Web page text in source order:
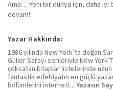
Ama… Yeni bir dünya için, daha iyi
devam!
Yazar Hakkında:
1986 yılında New York’ta doğan
Güller Sarayı serileriyle New York
çoksatan kitaplar listelerinde
fantastik edebiyatın en güçlü
bölümlerini internett... Yazarın